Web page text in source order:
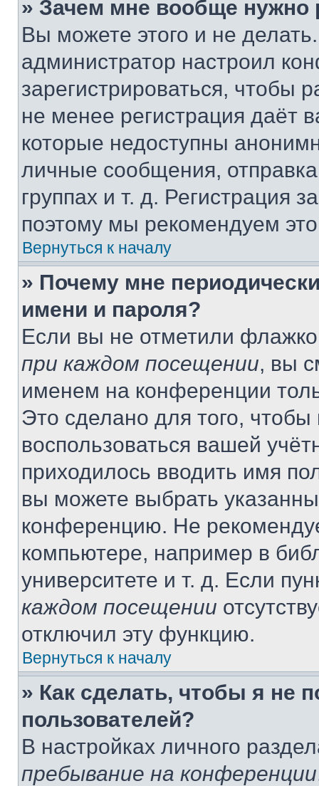
» Зачем мне вообще нужно
Вы можете этого и не
администратор настроил
зарегистрироваться, чтобы
не менее регистрация даёт
которые недоступны
личные сообщения,
группах и т. д. Регистрация
поэтому мы рекомендуем
Вернуться к началу
» Почему мне
имени и пароля?
Если вы не отметили
при каждом посещении, вы
именем на конференции
Это сделано для того, чтобы
воспользоваться вашей
приходилось вводить имя
вы можете выбрать
конференцию. Не
компьютере, например в
университете и т. д. Если
каждом посещении
отключил эту функцию.
Вернуться к началу
» Как сделать, чтобы я не
пользователей?
В настройках личного
пребывание на конференции